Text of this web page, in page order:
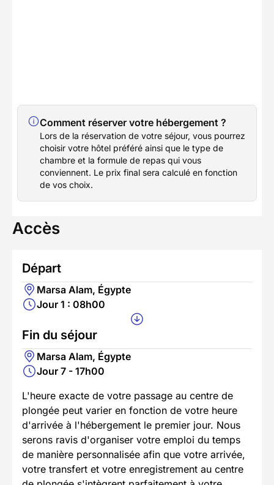
Comment réserver votre hébergement ?
Lors de la réservation de votre séjour, vous pourrez
choisir votre hôtel préféré ainsi que le type de
chambre et la formule de repas qui vous
conviennent. Le prix final sera calculé en fonction
de vos choix.
Accès
Départ
Marsa Alam, Égypte
Jour 1 : 08h00
Fin du séjour
Marsa Alam, Égypte
Jour 7 - 17h00
L'heure exacte de votre passage au centre de
plongée peut varier en fonction de votre heure
d'arrivée à l'hébergement le premier jour. Nous
serons ravis d'organiser votre emploi du temps
de manière personnalisée afin que votre arrivée,
votre transfert et votre enregistrement au centre